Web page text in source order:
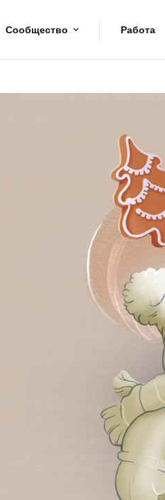
Сообщество Работа